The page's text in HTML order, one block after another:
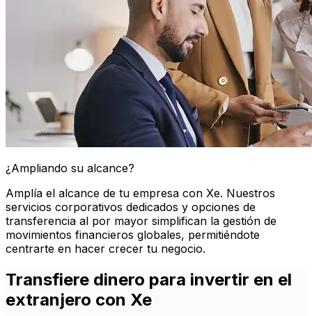
¿Ampliando su alcance?
Amplía el alcance de tu empresa con Xe. Nuestros
servicios corporativos dedicados y opciones de
transferencia al por mayor simplifican la gestión de
movimientos financieros globales, permitiéndote
centrarte en hacer crecer tu negocio.
Transfiere dinero para invertir en el
extranjero con Xe